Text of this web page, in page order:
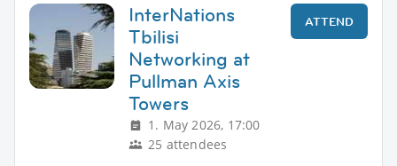
InterNations
Tbilisi
Networking at
Pullman Axis
Towers
1. May 2026, 17:00
25 attendees
ATTEND